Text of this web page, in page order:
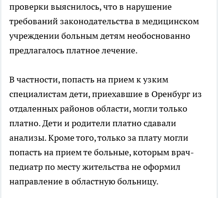
проверки выяснилось, что в нарушение
требований законодательства в медицинском
учреждении больным детям необоснованно
предлагалось платное лечение.
В частности, попасть на прием к узким
специалистам дети, приехавшие в Оренбург из
отдаленных районов области, могли только
платно. Дети и родители платно сдавали
анализы. Кроме того, только за плату могли
попасть на прием те больные, которым врач-
педиатр по месту жительства не оформил
направление в областную больницу.